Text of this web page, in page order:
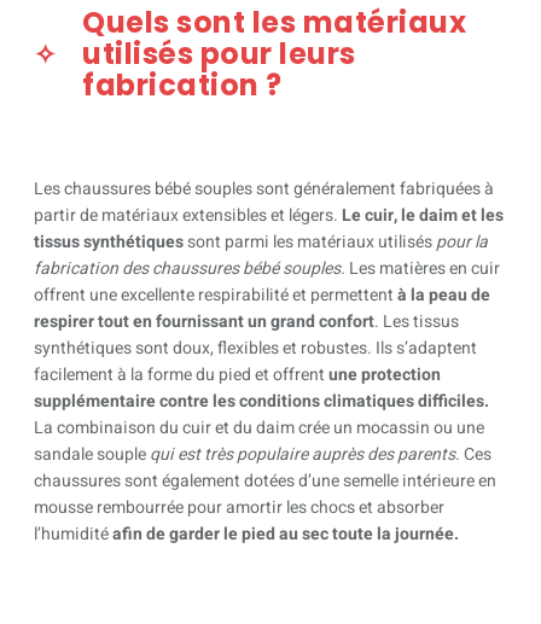
Quels sont les matériaux
utilisés pour leurs
fabrication ?
Les chaussures bébé souples sont généralement fabriquées à
partir de matériaux extensibles et légers. Le cuir, le daim et les
tissus synthétiquessont parmi les matériaux utiliséspour la
fabrication des chaussures bébé souples. Les matières en cuir
offrent une excellente respirabilité et permettentà la peau de
respirer tout en fournissant un grand confort. Les tissus
synthétiques sont doux, flexibles et robustes. Ils s’adaptent
facilement à la forme du pied et offrentune protection
supplémentaire contre les conditions climatiques difficiles.
La combinaison du cuir et du daim crée un mocassin ou une
sandale souplequi est très populaire auprès des parents.Ces
chaussures sont également dotées d’une semelle intérieure en
mousse rembourrée pour amortir les chocs et absorber
l’humiditéafin de garder le pied au sec toute la journée.